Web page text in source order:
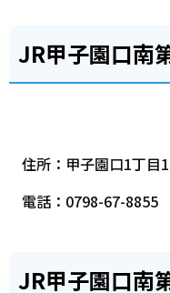
JR甲子園口南
住所：甲子園口1丁目1
電話：0798-67-8855
JR甲子園口南